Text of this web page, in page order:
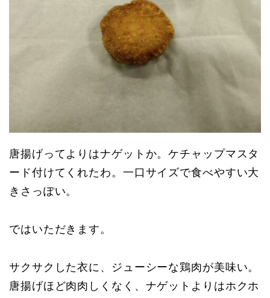
唐揚げってよりはナゲットか。ケチャップマスタ
ード付けてくれたわ。一口サイズで食べやすい大
きさっぽい。
ではいただきます。
サクサクした衣に、ジューシーな鶏肉が美味い。
唐揚げほど肉肉しくなく、ナゲットよりはホクホ